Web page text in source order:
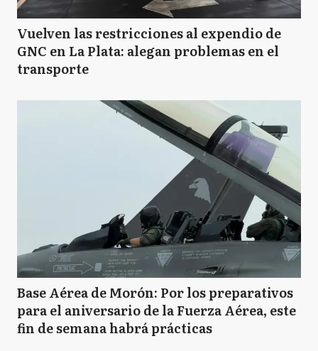
Vuelven las restricciones al expendio de
GNC en La Plata: alegan problemas en el
transporte
Base Aérea de Morón: Por los preparativos
para el aniversario de la Fuerza Aérea, este
fin de semana habrá prácticas